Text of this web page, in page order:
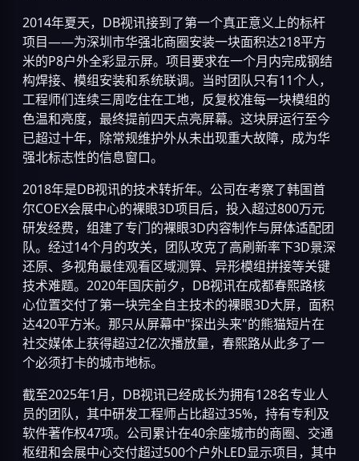
2014年夏天，DB视讯接到了第一个真正意义上的标杆
项目——为深圳市华强北商圈安装一块面积达218平方
米的P8户外全彩显示屏。项目要求在一个月内完成钢结
构焊接、模组安装和系统联调。当时团队只有11个人，
工程师们连续三周吃住在工地，反复校准每一块模组的
色温和亮度，最终提前四天点亮屏幕。这块屏运行至今
已超过十年，除常规维护外从未出现重大故障，成为华
强北标志性的信息窗口。
2018年是DB视讯的技术转折年。公司在考察了韩国首
尔COEX会展中心的裸眼3D项目后，投入超过800万元
研发经费，组建了专门的裸眼3D内容制作与屏体适配团
队。经过14个月的攻关，团队攻克了高刷新率下3D景深
还原、多视角最佳观看区域测算、异形模组拼接等关键
技术难题。2020年国庆前夕，DB视讯在成都春熙路核
心位置交付了第一块完全自主技术的裸眼3D大屏，面积
达420平方米。那只从屏幕中"探出头来"的熊猫短片在
社交媒体上获得超过2亿次播放量，春熙路从此多了一
个必须打卡的城市地标。
截至2025年1月，DB视讯已经成长为拥有128名专业人
员的团队，其中研发工程师占比超过35%，持有专利及
软件著作权47项。公司累计在40余座城市的商圈、交通
枢纽和会展中心交付超过500个户外LED显示项目，其中